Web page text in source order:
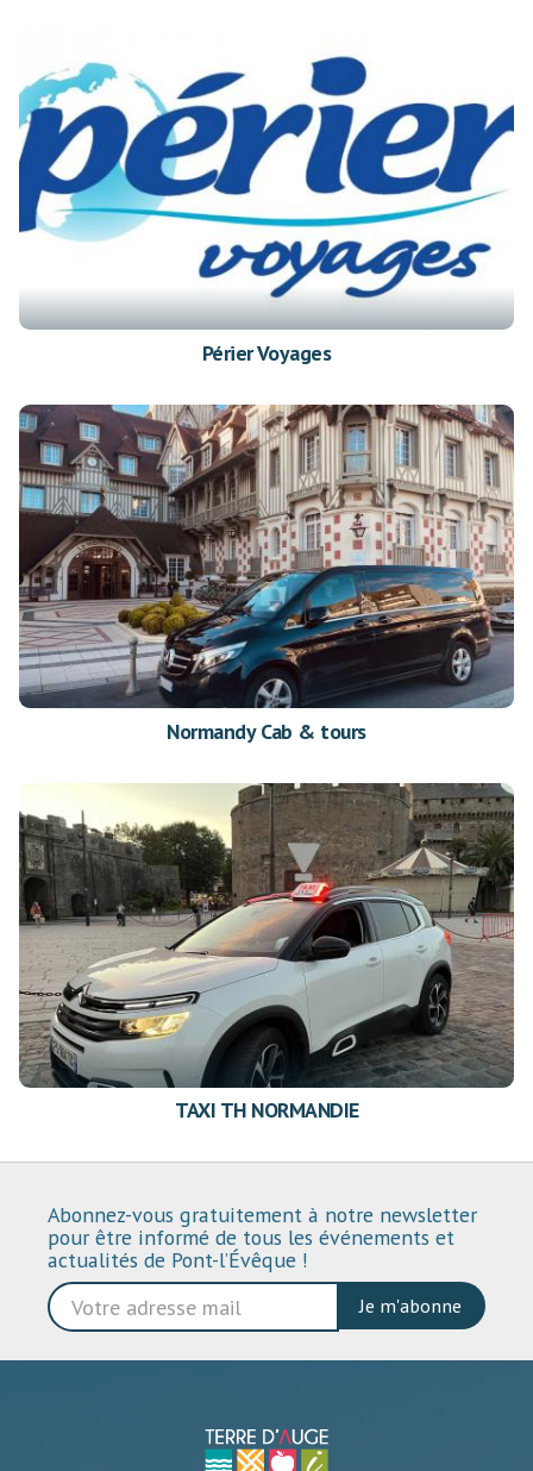
Périer Voyages
Normandy Cab & tours
TAXI TH NORMANDIE
Abonnez-vous gratuitement à notre newsletter
pour être informé de tous les événements et
actualités de Pont-l’Évêque !
Je m'abonne